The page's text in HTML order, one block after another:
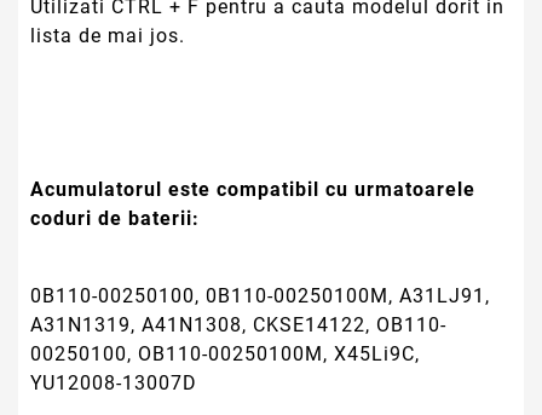
Utilizati CTRL + F pentru a cauta modelul dorit in
lista de mai jos.
Acumulatorul este compatibil cu urmatoarele
coduri de baterii:
0B110-00250100, 0B110-00250100M, A31LJ91,
A31N1319, A41N1308, CKSE14122, OB110-
00250100, OB110-00250100M, X45Li9C,
YU12008-13007D